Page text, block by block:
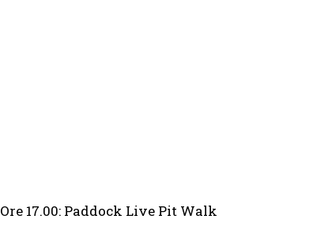
Ore 17.00: Paddock Live Pit Walk